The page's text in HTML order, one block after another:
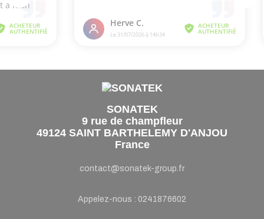
SONATEK
9 rue de champfleur
49124 SAINT BARTHELEMY D'ANJOU
France
contact@sonatek-group.fr
Appelez-nous : 0241876602